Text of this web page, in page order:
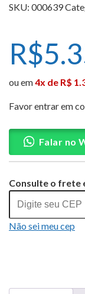
SKU: 000639
R$
ou em4x de R$
Favor entrar em
Falar no
Consulte o frete
Não sei meu cep